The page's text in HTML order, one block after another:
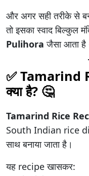
और अगर सही तरीके से
तो इसका स्वाद बिल्कुल
Pulihora जैसा आता है
✅Tamarind
क्या है? 🤔
Tamarind Rice
South Indian rice
साथ बनाया जाता है।
यह recipe खासकर: